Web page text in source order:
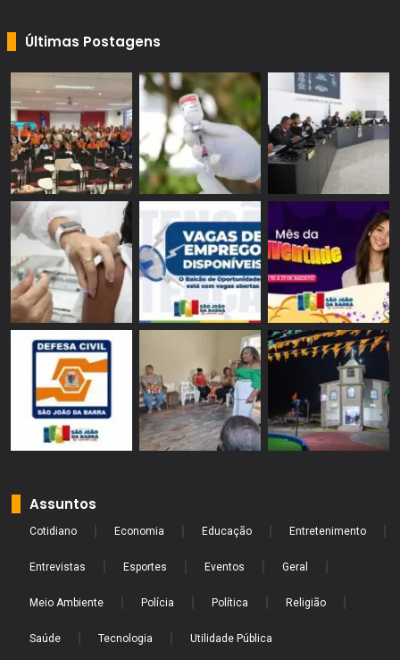
Últimas Postagens
Assuntos
Cotidiano Economia Educação Entretenimento
Entrevistas Esportes Eventos Geral
Meio Ambiente Polícia Política Religião
Saúde Tecnologia Utilidade Pública